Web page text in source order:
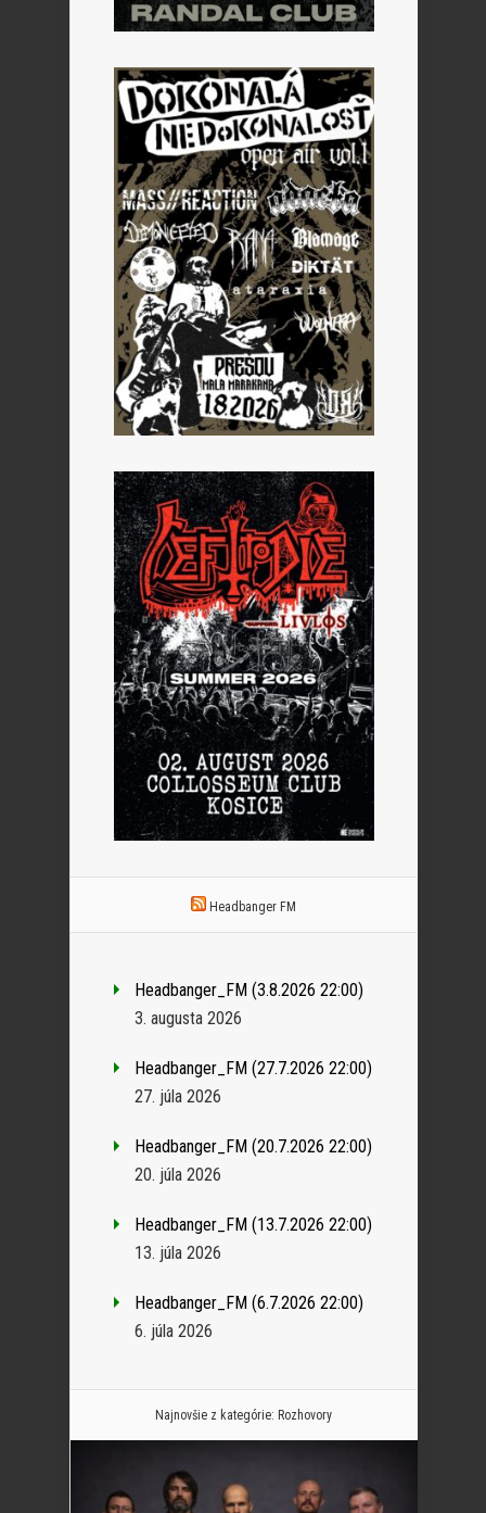
Headbanger FM
Headbanger_FM (3.8.2026 22:00)
3. augusta 2026
Headbanger_FM (27.7.2026 22:00)
27. júla 2026
Headbanger_FM (20.7.2026 22:00)
20. júla 2026
Headbanger_FM (13.7.2026 22:00)
13. júla 2026
Headbanger_FM (6.7.2026 22:00)
6. júla 2026
Najnovšie z kategórie: Rozhovory